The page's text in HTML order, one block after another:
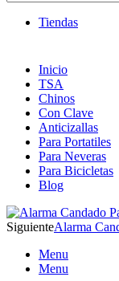
Envió 24/7!!!
Tiendas
Inicio
TSA
Chinos
Con Clave
Anticizallas
Para Portatiles
Para Neveras
Para Bicicletas
Blog
SiguienteAlarma
Menu
Menu